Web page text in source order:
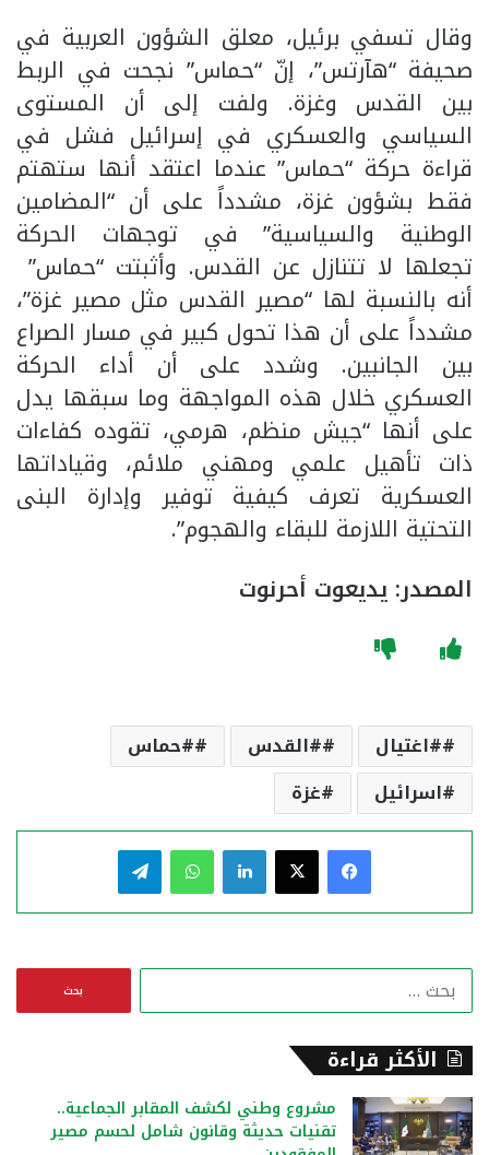
وقال تسفي برئيل، معلق الشؤون العربية في
صحيفة “هآرتس”، إنّ “حماس” نجحت في الربط
بين القدس وغزة. ولفت إلى أن المستوى
السياسي والعسكري في إسرائيل فشل في
قراءة حركة “حماس” عندما اعتقد أنها ستهتم
فقط بشؤون غزة، مشدداً على أن “المضامين
الوطنية والسياسية” في توجهات الحركة
تجعلها لا تتنازل عن القدس. وأثبتت “حماس”
أنه بالنسبة لها “مصير القدس مثل مصير غزة”،
مشدداً على أن هذا تحول كبير في مسار الصراع
بين الجانبين. وشدد على أن أداء الحركة
العسكري خلال هذه المواجهة وما سبقها يدل
على أنها “جيش منظم، هرمي، تقوده كفاءات
ذات تأهيل علمي ومهني ملائم، وقياداتها
العسكرية تعرف كيفية توفير وإدارة البنى
التحتية اللازمة للبقاء والهجوم”.
المصدر: يديعوت أحرنوت
#اغتيال #القدس
#حماس
اسرائيل
غزة
فيسبوك لينكدإن واتساب
ن
الأكثر قراءة
مشروع وطني لكشف المقابر الجماعية..
تقنيات حديثة وقانون شامل لحسم مصير